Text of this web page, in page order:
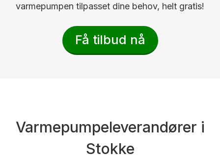
varmepumpen tilpasset dine behov, helt gratis!
Få tilbud nå
Varmepumpeleverandører i
Stokke